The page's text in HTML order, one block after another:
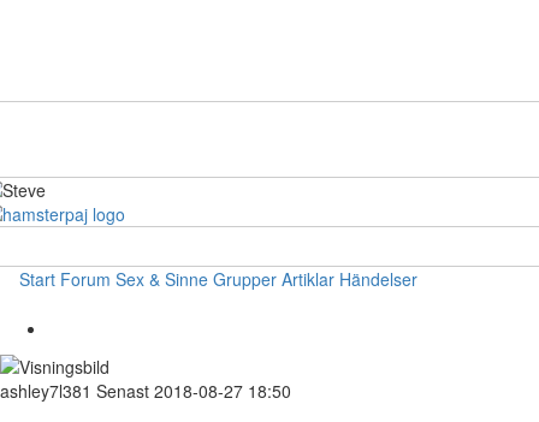
Start Forum Sex & Sinne Grupper Artiklar Händelser
ashley7l381 Senast 2018-08-27 18:50